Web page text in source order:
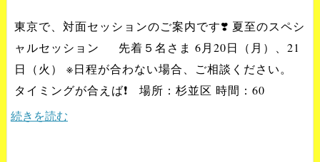
東京で、対面セッションのご案内です❣️ 夏至のスペシ
ャルセッション 先着５名さま 6月20日（月）、21
日（火） ※日程が合わない場合、ご相談ください。
タイミングが合えば❗️ 場所：杉並区 時間：60
続きを読む